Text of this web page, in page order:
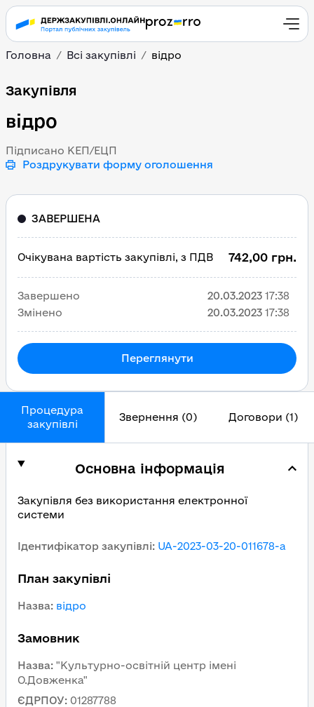
Головна Всі закупівлі відро
відро
Закупівля
відро
Підписано КЕП/ЕЦП
Роздрукувати форму оголошення
Процедура
закупівлі
Звернення (0) Договори (1)
Основна інформація
Закупівля без використання електронної
системи
Ідентифікатор закупівлі: UA-2023-03-20-011678-a
План закупівлі
Назва: відро
Замовник
Назва: "Культурно-освітній центр імені
О.Довженка"
ЄДРПОУ: 01287788
ЗАВЕРШЕНА
Очікувана вартість закупівлі, з ПДВ 742,00 грн.
Завершено 20.03.2023 17:38
Змінено
20.03.2023 17:38
Переглянути